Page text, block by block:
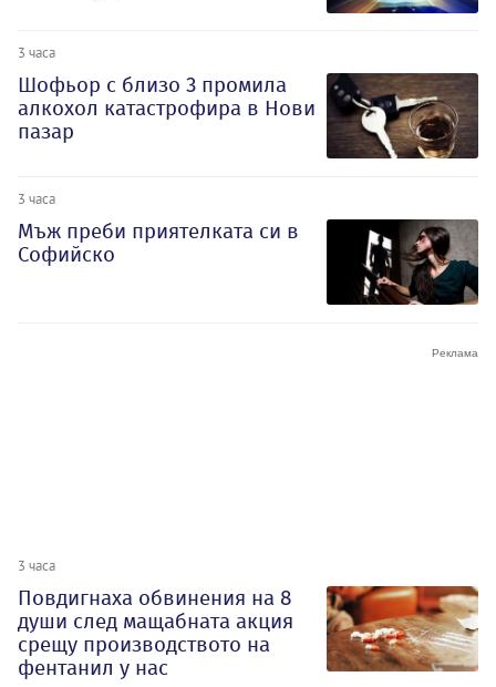
3 часа
Шофьор с близо 3 промила
алкохол катастрофира в Нови
пазар
3 часа
Мъж преби приятелката си в
Софийско
3 часа
Повдигнаха обвинения на 8
души след мащабната акция
срещу производството на
фентанил у нас